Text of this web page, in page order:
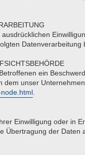
Datenverarbeitung
ein
unser
Einwilligung oder in
Übertragung der